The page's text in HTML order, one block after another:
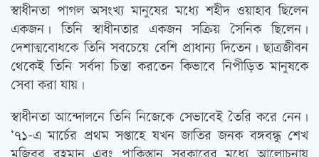
স্বাধীনতা পাগল অসংখ্য মানুষের মধ্যে শহীদ ওয়াহাব ছিলেন
একজন। তিনি স্বাধীনতার একজন সক্রিয় সৈনিক ছিলেন।
দেশাত্মবোধকে তিনি সবচেয়ে বেশি প্রাধান্য দিতেন। ছাত্রজীবন
থেকেই তিনি সর্বদা চিন্তা করতেন কিভাবে নিপীড়িত মানুষকে
সেবা করা যায়।
স্বাধীনতা আন্দোলনে তিনি নিজেকে সেভাবেই তৈরি করে নেন।
‘৭১-এ মার্চের প্রথম সপ্তাহে যখন জাতির জনক বঙ্গবন্ধু শেখ